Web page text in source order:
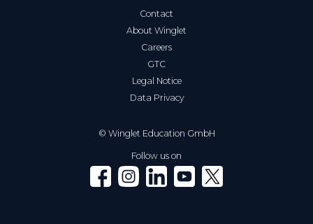
© Winglet Education GmbH
Contact
About Winglet
Careers
GTC
Legal Notice
Data Privacy
Follow us on
Winglet on Facebook
Winglet on Instagram
Winglet on LinkedIn
Winglet on YouTube
Winglet on X (Twitter)